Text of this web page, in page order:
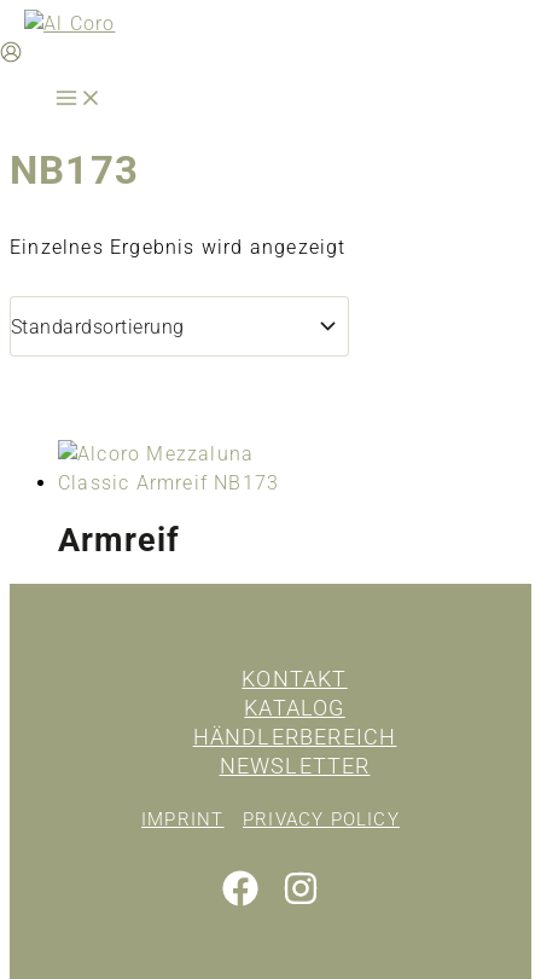
Zum
Inhalt
NB173
Einzelnes Ergebnis wird angezeigt
Armreif
KONTAKT
KATALOG
HÄNDLERBEREICH
NEWSLETTER
IMPRINT PRIVACY POLICY